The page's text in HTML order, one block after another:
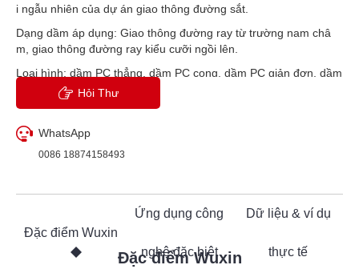
i ngẫu nhiên của dự án giao thông đường sắt.
Dạng dầm áp dụng: Giao thông đường ray từ trường nam châ
m, giao thông đường ray kiểu cưỡi ngồi lên.
Loại hình: dầm PC thẳng, dầm PC cong, dầm PC giản đơn, dầm
PC liên tục
Hỏi Thư
WhatsApp
0086 18874158493
Đặc điểm Wuxin
Ứng dụng công
nghệ đặc biệt
Dữ liệu & ví dụ
thực tế
Đặc điểm Wuxin